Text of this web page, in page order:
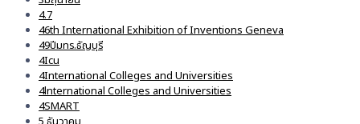
4.7
46th International Exhibition of Inventions Geneva
49ปีมทร.ธัญบุรี
4Icu
4International Colleges and Universities
4lnternational Colleges and Universities
4SMART